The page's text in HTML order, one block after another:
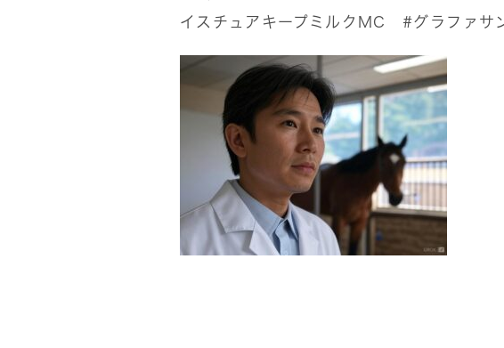
イスチュアキープミルクMC
#グラファサ